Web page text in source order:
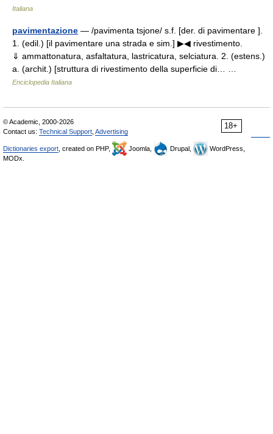
Italiana
pavimentazione — /pavimenta tsjone/ s.f. [der. di pavimentare ].
1. (edil.) [il pavimentare una strada e sim.] ▶◀ rivestimento.
⇓ ammattonatura, asfaltatura, lastricatura, selciatura. 2. (estens.)
a. (archit.) [struttura di rivestimento della superficie di… …
Enciclopedia Italiana
18+
© Academic, 2000-2026
Contact us: Technical Support Advertising
Dictionaries export , created on PHP, Joomla, Drupal,
WordPress,
MODx.